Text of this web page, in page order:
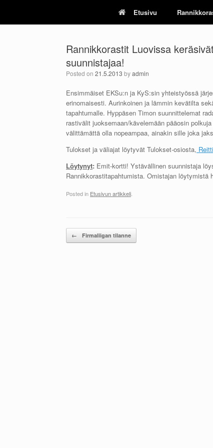
content
Etusivu
Rannikkorastit Luovissa
suunnistajaa!
Posted on 21.5.2013 byadmin
Ensimmäiset EKSu:n ja KyS:sin yhteistyössä
erinomaisesti. Aurinkoinen ja lämmin kevätilta
tapahtumalle. Hyppäsen Timon suunnittelemat
rastivälit juoksemaan/kävelemään pääosin
välittämättä olla nopeampaa, ainakin sille joka
Tulokset ja väliajat löytyvät Tulokset-osiosta,
Löytynyt: Emit-kortti! Ystävällinen suunnistaja
Rannikkorastitapahtumista. Omistajan löytymistä
Posted in Etusivun artikkeli
Post navigation
← Firmaliigan tilanne